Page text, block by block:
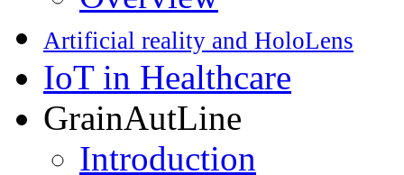
Artificial reality and HoloLens
IoT in Healthcare
GrainAutLine
Introduction